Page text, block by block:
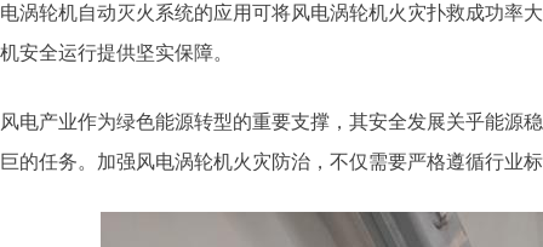
电涡轮机自动灭火系统的应用可将风电涡轮机火灾扑救成功率
机安全运行提供坚实保障。
风电产业作为绿色能源转型的重要支撑，其安全发展关乎能源
巨的任务。加强风电涡轮机火灾防治，不仅需要严格遵循行业